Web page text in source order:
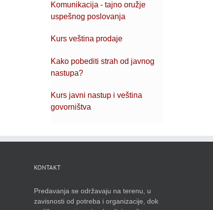
Komunikacija - tajno oružje
uspešnog poslovanja
Kurs veština prodaje
Kako pobediti strah od javnog
nastupa?
Kurs javni nastup i veština
govorništva
KONTAKT
Predavanja se održavaju na terenu, u
zavisnosti od potreba i organizacije, dok